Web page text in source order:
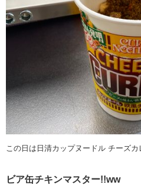
この日は日清カップヌードル チーズカ
ビア缶チキンマスター!!ww